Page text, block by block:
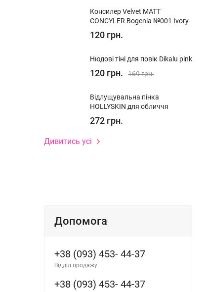
Консилер Velvet MATT
CONCYLER Bogenia №001 Ivory
120 грн.
Нюдові тіні для повік Dikalu pink
120 грн. 169 грн.
Відлущувальна пінка
HOLLYSKIN для обличчя
272 грн.
Дивитись усі
Допомога
+38 (093) 453- 44-37
Відділ продажу
+38 (093) 453- 44-37